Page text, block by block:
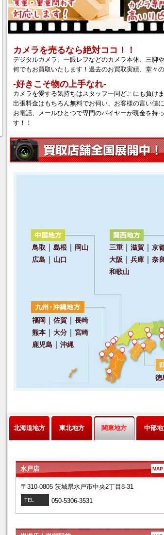
カメラを売るなら絶対ココ！！
デジタルカメラ、一眼レフなどのカメラ本体、三脚
何でもお買取いたします！過去のお買取実績、堂々
‐好きこそ物の上手なれ‐
カメラを愛する気持ちはスタッフ一同どこにも負け
出張料金はもちろん無料でお伺い、お客様の言い値に
お電話、メールひとつで専門のバイヤーが現金を持
す！！
北海道地方 東北地方 関東地方 中部
水戸店 MAP
〒310-0805 茨城県水戸市中央2丁目8-31
TEL 050-5306-3531